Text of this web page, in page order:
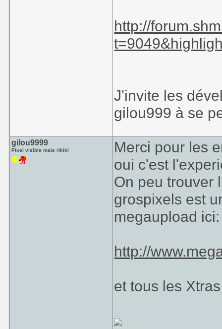
http://
J'invite les
gilou999 à se
gilou9999
Pixel visible mais rikiki
Merci pour les
oui c'est
On peu trouver
grospixels est
megaupload ici:
http://
et tous les